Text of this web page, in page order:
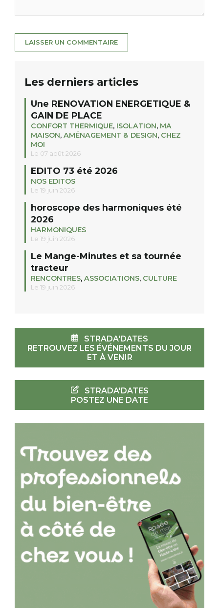
Les derniers articles
Une RENOVATION ENERGETIQUE &
GAIN DE PLACE
CONFORT THERMIQUE, ISOLATION, MA
MAISON, AMÉNAGEMENT & DESIGN, CHEZ
MOI
Le 07 août 2026
EDITO 73 été 2026
NOS EDITOS
Le 19 juin 2026
horoscope des harmoniques été
2026
HARMONIQUES
Le 19 juin 2026
Le Mange-Minutes et sa tournée
tracteur
RENCONTRES, ASSOCIATIONS, CULTURE
Le 19 juin 2026
STRADA'DATES
RETROUVEZ LES ÉVÉNEMENTS DU JOUR
ET À VENIR
STRADA'DATES
POSTEZ UNE DATE